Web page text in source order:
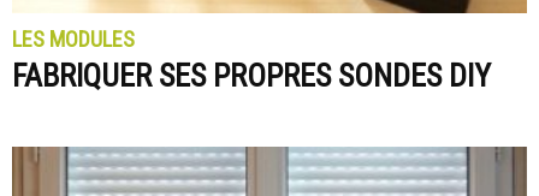
LES MODULES
FABRIQUER SES PROPRES SONDES DIY